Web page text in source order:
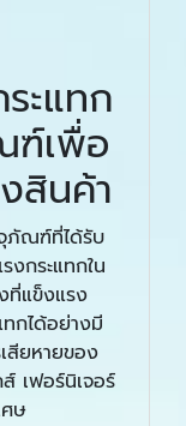
ะแทก
ฑ์เพื่อ
สินค้า
ภัณฑ์ที่ได้รับ
กระแทกใน
ที่แข็งแรง
ทกได้อย่างมี
สียหายของ
เฟอร์นิเจอร์
ษ